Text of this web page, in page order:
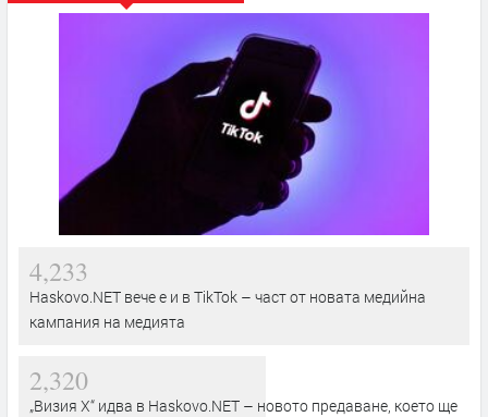
4,233
Haskovo.NET вече е и в TikTok – част от новата медийна
кампания на медията
2,320
„Визия Х“ идва в Haskovo.NET – новото предаване, което ще